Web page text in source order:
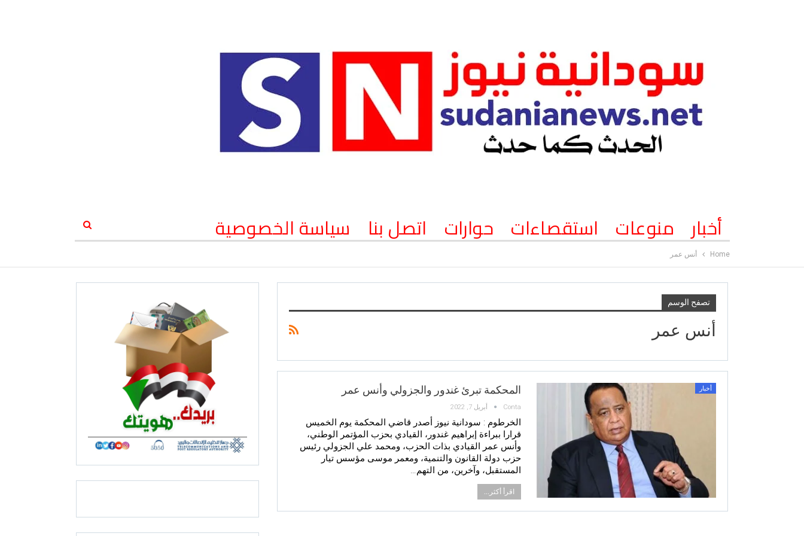
أخبار منوعات استقصاءات حوارات اتصل بنا سياسة الخصوصية
Home أنس عمر
تصفح الوسم
أنس عمر
أخبار المحكمة تبرئ غندور والجزولي وأنس عمر
Conta أبريل 7, 2022
الخرطوم : سودانية نيوز أصدر قاضي المحكمة يوم الخميس
قرارا ببراءة إبراهيم غندور، القيادي بحزب المؤتمر الوطني،
وأنس عمر القيادي بذات الحزب، ومحمد علي الجزولي رئيس
حزب دولة القانون والتنمية، ومعمر موسى مؤسس تيار
المستقبل، وآخرين، من التهم…
اقرأ أكثر...